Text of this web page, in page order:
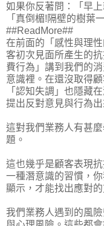
如果你反著問：「早
「真倒楣!隔壁的樹葉
##ReadMore##
在前面的「感性與理
客初次見面所產生的
費行為」講到我們的
意識裡。在還沒取得
「認知失調」也隱藏
提出反對意見與行為出
這對我們業務人有甚
題。
這也幾乎是顧客表現
一種潛意識的習慣，
顯示，才能找出應對的
我們業務人遇到的風